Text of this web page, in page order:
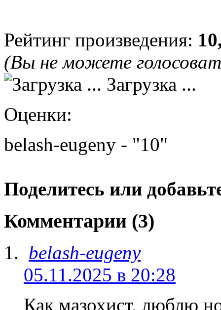
Рейтинг произведения:
(Вы не можете
Загрузка ...
Оценки:
belash-eugeny - "10"
Поделитесь или
Комментарии (3)
belash-eugeny
05.11.2025 в 20:28
Как мазохист, люблю